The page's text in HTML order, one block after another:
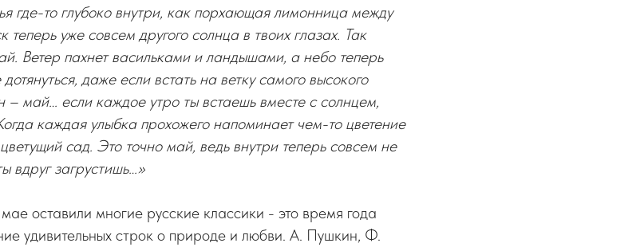
где-то глубоко внутри, как порхающая лимонница между
уже совсем другого солнца в твоих глазах. Так
Ветер пахнет васильками и ландышами, а небо теперь
даже если встать на ветку самого высокого
– май… если каждое утро ты встаешь вместе с солнцем,
каждая улыбка прохожего напоминает чем-то цветение
сад. Это точно май, ведь внутри теперь совсем не
вдруг загрустишь…»
оставили многие русские классики - это время года
удивительных строк о природе и любви. А. Пушкин, Ф.